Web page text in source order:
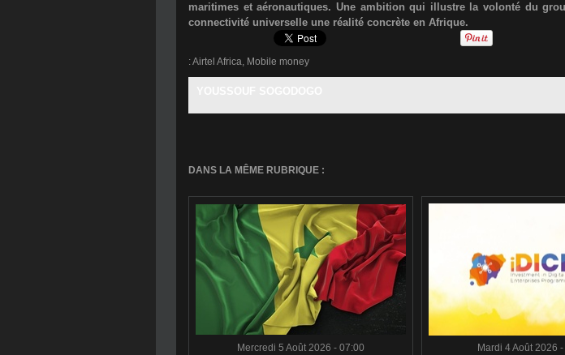
maritimes et aéronautiques. Une ambition qui illustre la volonté du
connectivité universelle une réalité concrète en Afrique.
:Airtel Africa, Mobile money
DANS LA MÊME RUBRIQUE :
Mercredi 5 Août 2026 - 07:00
Mardi 4 Août 2026